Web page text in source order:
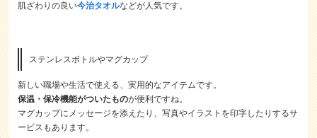
肌ざわりの良い今治タオルなどが人気です。
ステンレスボトルやマグカップ
新しい職場や生活で使える、実用的なアイテムです。
保温・保冷機能がついたものが便利ですね。
マグカップにメッセージを添えたり、写真やイラストを印字したりするサ
ービスもあります。